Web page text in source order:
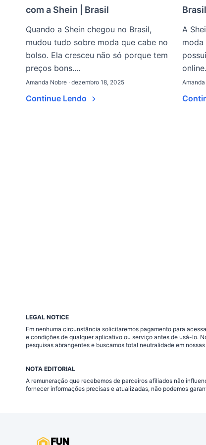
com a Shein | Brasil
Quando a Shein chegou no Brasil,
mudou tudo sobre moda que cabe no
bolso. Ela cresceu não só porque tem
preços bons....
Amanda Nobre · dezembro 18, 2025
Continue Lendo
Brasil
A
moda
LEGAL NOTICE
Em nenhuma circunstância solicitaremos pagamento para
e condições de qualquer aplicativo ou serviço antes de usá-lo.
pesquisas abrangentes e buscamos total neutralidade em
NOTA EDITORIAL
A remuneração que recebemos de parceiros afiliados não
fornecer informações precisas e atualizadas, não podemos